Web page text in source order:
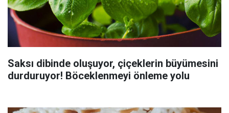
Saksı dibinde oluşuyor, çiçeklerin büyümesini
durduruyor! Böceklenmeyi önleme yolu